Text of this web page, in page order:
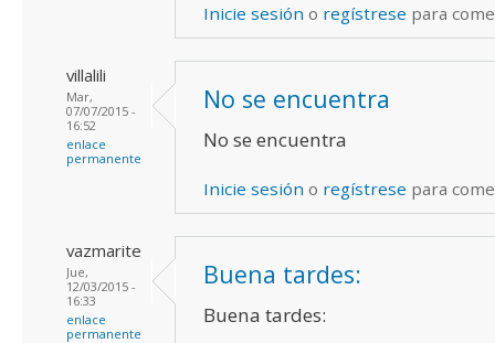
Inicie sesión o regístrese para
villalili
Mar,
07/07/2015 -
16:52
enlace
permanente
No se encuentra
No se encuentra
Inicie sesión o regístrese para
vazmarite
Jue,
12/03/2015 -
16:33
enlace
permanente
Buena tardes:
Buena tardes: